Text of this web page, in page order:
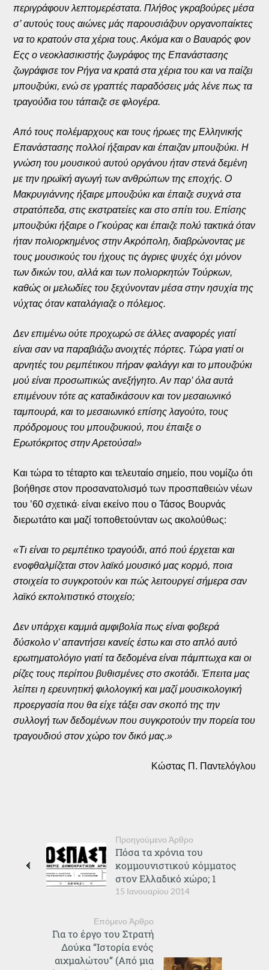
περιγράφουν λεπτομερέστατα. Πλήθος γκραβούρες μέσα
σ’ αυτούς τους αιώνες μάς παρουσιάζουν οργανοπαίκτες
να το κρατούν στα χέρια τους. Ακόμα και ο Βαυαρός φον
Εςς ο νεοκλασικιστής ζωγράφος της Επανάστασης
ζωγράφισε τον Ρήγα να κρατά στα χέρια του και να παίζει
μπουζούκι, ενώ σε γραπτές παραδόσεις μάς λένε πως τα
τραγούδια του τάπαιζε σε φλογέρα.
Από τους πολέμαρχους και τους ήρωες της Ελληνικής
Επανάστασης πολλοί ήξαιραν και έπαιζαν μπουζούκι. Η
γνώση του μουσικού αυτού οργάνου ήταν στενά δεμένη
με την ηρωϊκή αγωγή των ανθρώπων της εποχής. Ο
Μακρυγιάννης ήξαιρε μπουζούκι και έπαιζε συχνά στα
στρατόπεδα, στις εκστρατείες και στο σπίτι του. Επίσης
μπουζούκι ήξαιρε ο Γκούρας και έπαιζε πολύ τακτικά όταν
ήταν πολιορκημένος στην Ακρόπολη, διαβρώνοντας με
τους μουσικούς του ήχους τις άγριες ψυχές όχι μόνον
των δικών του, αλλά και των πολιορκητών Τούρκων,
καθώς οι μελωδίες του ξεχύνονταν μέσα στην ησυχία της
νύχτας όταν καταλάγιαζε ο πόλεμος.
Δεν επιμένω ούτε προχωρώ σε άλλες αναφορές γιατί
είναι σαν να παραβιάζω ανοιχτές πόρτες. Τώρα γιατί οι
αρνητές του ρεμπέτικου πήραν φαλάγγι και το μπουζούκι
μού είναι προσωπικώς ανεξήγητο. Αν παρ’ όλα αυτά
επιμένουν τότε ας καταδικάσουν και τον μεσαιωνικό
ταμπουρά, και το μεσαιωνικό επίσης λαγούτο, τους
πρόδρομους του μπουζουκιού, που έπαιξε ο
Ερωτόκριτος στην Αρετούσα!»
Και τώρα το τέταρτο και τελευταίο σημείο, που νομίζω ότι
βοήθησε στον προσανατολισμό των προσπαθειών νέων
του ’60 σχετικά· είναι εκείνο που ο Τάσος Βουρνάς
διερωτάτο και μαζί τοποθετούνταν ως ακολούθως:
«Τι είναι το ρεμπέτικο τραγούδι, από πού έρχεται και
ενοφθαλμίζεται στον λαϊκό μουσικό μας κορμό, ποια
στοιχεία το συγκροτούν και πώς λειτουργεί σήμερα σαν
λαϊκό εκπολιτιστικό στοιχείο;
Δεν υπάρχει καμμιά αμφιβολία πως είναι φοβερά
δύσκολο ν’ απαντήσει κανείς έστω και στο απλό αυτό
ερωτηματολόγιο γιατί τα δεδομένα είναι πάμπτωχα και οι
ρίζες τους περίπου βυθισμένες στο σκοτάδι. Έπειτα μας
λείπει η ερευνητική φιλολογική και μαζί μουσικολογική
προεργασία που θα είχε τάξει σαν σκοπό της την
συλλογή των δεδομένων που συγκροτούν την πορεία του
τραγουδιού στον χώρο τον δικό μας.»
Κώστας Π. Παντελόγλου
Προηγούμενο Άρθρο
15 Ιανουαρίου 2014
Πόσα τα χρόνια του
κομμουνιστικού κόμματος
στον Ελλαδικό χώρο; 1
Επόμενο Άρθρο
Για το έργο του Στρατή
Δούκα “Ιστορία ενός
αιχμαλώτου” (Από μια